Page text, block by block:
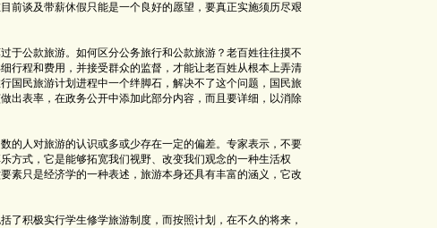
前谈及带薪休假只能是一个良好的愿望，要真正实施须历尽艰
公款旅游。如何区分公务旅行和公款旅游？老百姓往往摸不
行程和费用，并接受群众的监督，才能让老百姓从根本上弄清
国民旅游计划进程中一个绊脚石，解决不了这个问题，国民旅
出表率，在政务公开中添加此部分内容，而且要详细，以消除
人对旅游的认识或多或少存在一定的偏差。专家表示，不要
方式，它是能够拓宽我们视野、改变我们观念的一种生活权
素只是经济学的一种表述，旅游本身还具有丰富的涵义，它改
积极实行学生修学旅游制度，而按照计划，在不久的将来，